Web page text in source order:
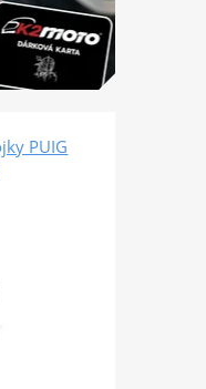
PUIG